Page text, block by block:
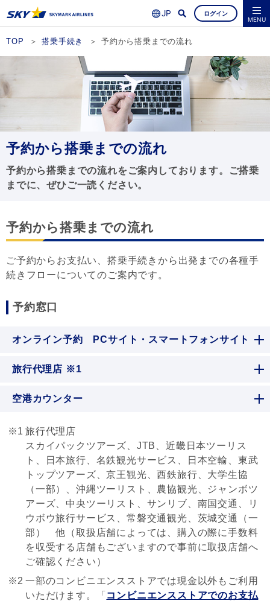
ログイン
空席照会・ご予約
よくあるご質問 MENU
TOP 搭乗手続き 予約から搭乗までの流れ
予約から搭乗までの流れ
予約から搭乗までの流れをご案内しております。ご搭乗
までに、ぜひご一読ください。
予約から搭乗までの流れ
ご予約からお支払い、搭乗手続きから出発までの各種手
続きフローについてのご案内です。
予約窓口
オンライン予約 PCサイト・スマートフォンサイト
旅行代理店 ※1
空港カウンター
※1 旅行代理店
スカイパックツアーズ、JTB、近畿日本ツーリス
ト、日本旅行、名鉄観光サービス、日本空輸、東武
トップツアーズ、京王観光、西鉄旅行、大学生協
（一部）、沖縄ツーリスト、農協観光、ジャンボツ
アーズ、中央ツーリスト、サンリブ、南国交通、リ
ウボウ旅行サービス、常磐交通観光、茨城交通（一
部） 他（取扱店舗によっては、購入の際に手数料
を収受する店舗もございますので事前に取扱店舗へ
ご確認ください）
※2 一部のコンビニエンスストアでは現金以外もご利用
いただけます。「 コンビニエンスストアでのお支払